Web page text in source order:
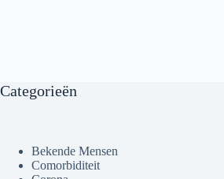
Categorieën
Bekende Mensen
Comorbiditeit